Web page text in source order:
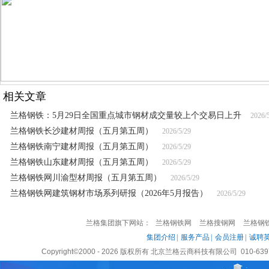
相关文章
兰格钢铁：5月29日全国重点城市钢材成交量较上个交易日上升 2026/
兰格钢铁长沙建材周报（五月第五周） 2026/5/29
兰格钢铁南宁建材周报（五月第五周） 2026/5/29
兰格钢铁山东建材周报（五月第五周） 2026/5/29
兰格钢铁网川渝型材周报（五月第五周） 2026/5/29
兰格钢铁网建筑钢材市场系列研报（2026年5月报告） 2026/5/29